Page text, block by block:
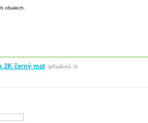
obalech.
2K černý mat (příspěvků: 0)